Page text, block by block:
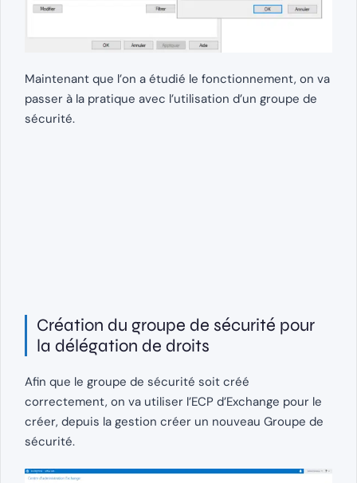
Maintenant que l’on a étudié le fonctionnement, on va
passer à la pratique avec l’utilisation d’un groupe de
sécurité.
Création du groupe de sécurité pour
la délégation de droits
Afin que le groupe de sécurité soit créé
correctement, on va utiliser l’ECP d’Exchange pour le
créer, depuis la gestion créer un nouveau Groupe de
sécurité.